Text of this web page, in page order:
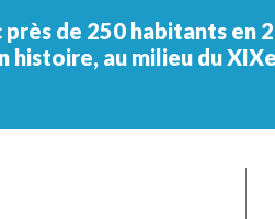
de 250 habitants en
histoire, au milieu du